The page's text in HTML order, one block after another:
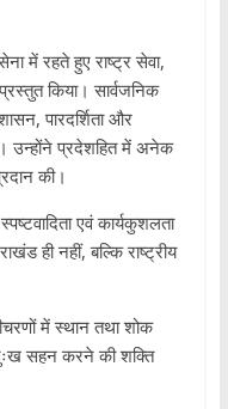
में रहते हुए राष्ट्र सेवा,
किया। सार्वजनिक
पारदर्शिता और
उन्होंने प्रदेशहित में अनेक
की।
एवं कार्यकुशलता
ही नहीं, बल्कि राष्ट्रीय
में स्थान तथा शोक
सहन करने की शक्ति